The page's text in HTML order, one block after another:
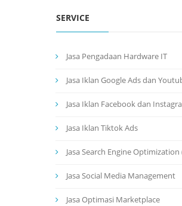
SERVICE
Jasa Pengadaan Hardware IT
Jasa Iklan Google Ads dan
Jasa Iklan Facebook dan
Jasa Iklan Tiktok Ads
Jasa Search Engine Optimization
Jasa Social Media Management
Jasa Optimasi Marketplace